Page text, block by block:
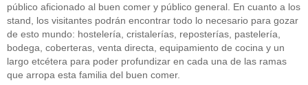
público aficionado al buen comer y público general. En cuanto a los
stand, los visitantes podrán encontrar todo lo necesario para gozar
de esto mundo: hostelería, cristalerías, reposterías, pastelería,
bodega, coberteras, venta directa, equipamiento de cocina y un
largo etcétera para poder profundizar en cada una de las ramas
que arropa esta familia del buen comer.